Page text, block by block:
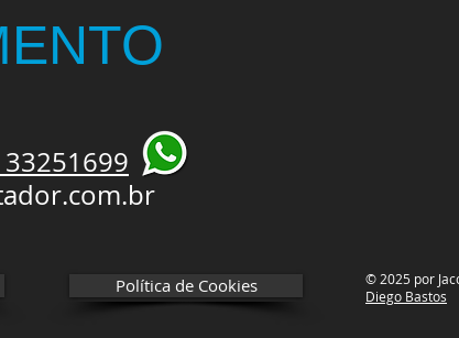
33251699
Política de Cookies
© 2025 por
Diego Bastos